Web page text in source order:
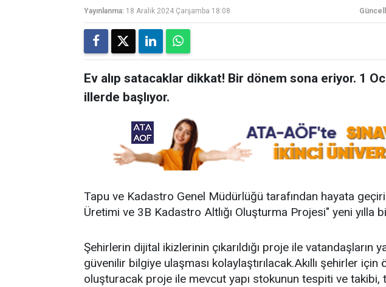
Yayınlanma: 18 Aralık 2024 Çarşamba 18:08
Ev alıp satacaklar dikkat! Bir dönem sona eriyor. 1
illerde başlıyor.
Tapu ve Kadastro Genel Müdürlüğü tarafından hayata
Üretimi ve 3B Kadastro Altlığı Oluşturma Projesi" yeni yılla
Şehirlerin dijital ikizlerinin çıkarıldığı proje ile vatandaşların
güvenilir bilgiye ulaşması kolaylaştırılacak.Akıllı şehirler için
oluşturacak proje ile mevcut yapı stokunun tespiti ve takibi,